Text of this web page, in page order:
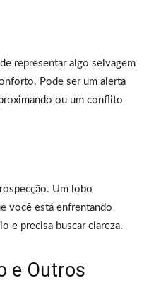
representar algo selvagem
Pode ser um alerta
ou um conflito
Um lobo
você está enfrentando
e precisa buscar clareza.
e Outros